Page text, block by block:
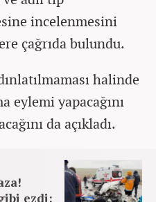
incelenmesini
çağrıda bulundu.
halinde
eylemi yapacağını
da açıkladı.
ezdi: